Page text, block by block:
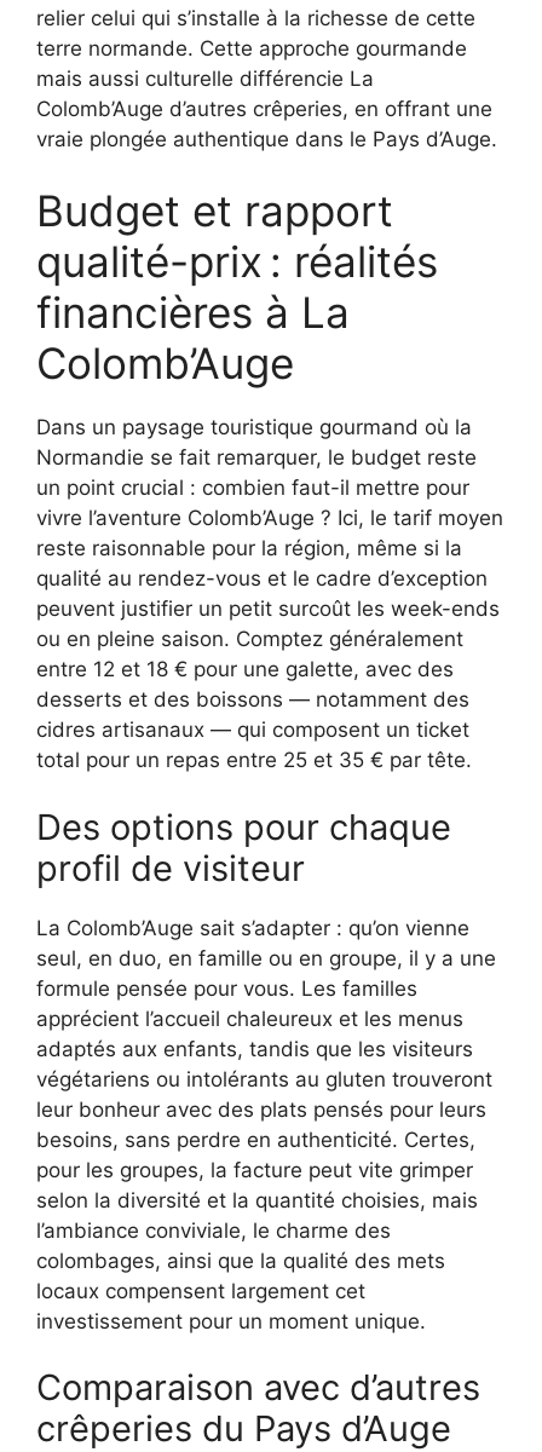
relier celui qui s’installe à la richesse de cette
terre normande. Cette approche gourmande
mais aussi culturelle différencie La
Colomb’Auge d’autres crêperies, en offrant une
vraie plongée authentique dans le Pays d’Auge.
Budget et rapport
qualité-prix : réalités
financières à La
Colomb’Auge
Dans un paysage touristique gourmand où la
Normandie se fait remarquer, le budget reste
un point crucial : combien faut-il mettre pour
vivre l’aventure Colomb’Auge ? Ici, le tarif moyen
reste raisonnable pour la région, même si la
qualité au rendez-vous et le cadre d’exception
peuvent justifier un petit surcoût les week-ends
ou en pleine saison. Comptez généralement
entre 12 et 18 € pour une galette, avec des
desserts et des boissons — notamment des
cidres artisanaux — qui composent un ticket
total pour un repas entre 25 et 35 € par tête.
Des options pour chaque
profil de visiteur
La Colomb’Auge sait s’adapter : qu’on vienne
seul, en duo, en famille ou en groupe, il y a une
formule pensée pour vous. Les familles
apprécient l’accueil chaleureux et les menus
adaptés aux enfants, tandis que les visiteurs
végétariens ou intolérants au gluten trouveront
leur bonheur avec des plats pensés pour leurs
besoins, sans perdre en authenticité. Certes,
pour les groupes, la facture peut vite grimper
selon la diversité et la quantité choisies, mais
l’ambiance conviviale, le charme des
colombages, ainsi que la qualité des mets
locaux compensent largement cet
investissement pour un moment unique.
Comparaison avec d’autres
crêperies du Pays d’Auge